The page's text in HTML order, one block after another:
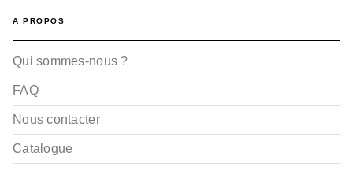
A PROPOS
Qui sommes-nous ?
FAQ
Nous contacter
Catalogue